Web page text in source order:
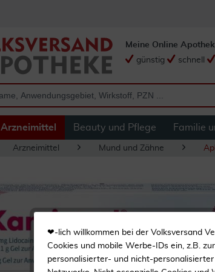
Meine Online
günstig
schnell
Arzneimittel Beauty und Pflege Familie
Arzneimittel Mund und Zähne
❤-lich willkommen bei der Volksversand
Cookies und mobile Werbe-IDs ein, z.B.
personalisierter- und nicht-